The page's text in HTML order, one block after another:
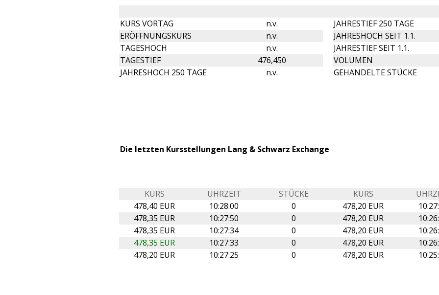
KURS VORTAG n.v. JAHRESTIEF 250 TAGE
ERÖFFNUNGSKURS
n.v. JAHRESHOCH SEIT 1.1.
TAGESHOCH
n.v. JAHRESTIEF SEIT 1.1.
TAGESTIEF
476,450 VOLUMEN
JAHRESHOCH 250 TAGE
n.v. GEHANDELTE STÜCKE
Die letzten Kursstellungen Lang & Schwarz Exchange
KURS UHRZEIT STÜCKE KURS
478,40 EUR
10:28:00 0 478,20 EUR
478,35 EUR
10:27:50 0 478,20 EUR
478,35 EUR
10:27:34 0 478,20 EUR
478,35 EUR
10:27:33 0 478,20 EUR
478,20 EUR
10:27:25 0 478,20 EUR